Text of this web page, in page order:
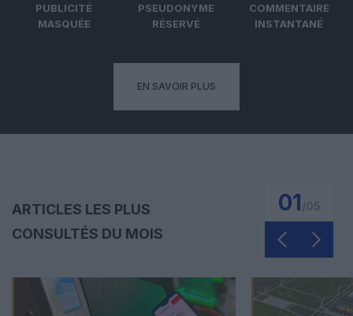
PUBLICITÉ
MASQUÉE
PSEUDONYME
RÉSERVÉ
COMMENTAIRE
INSTANTANÉ
EN SAVOIR PLUS
ARTICLES LES PLUS
CONSULTÉS DU MOIS
01